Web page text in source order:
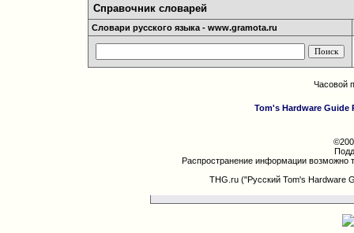
Справочник словарей
Словари русского языка - www.gramota.ru
Часовой
Tom's Hardware Guide
Распространение информации возможно
THG.ru ("Русский Tom's Hardware